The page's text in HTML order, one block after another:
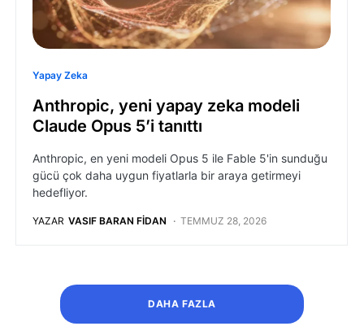
Yapay Zeka
Anthropic, yeni yapay zeka modeli
Claude Opus 5’i tanıttı
Anthropic, en yeni modeli Opus 5 ile Fable 5'in sunduğu
gücü çok daha uygun fiyatlarla bir araya getirmeyi
hedefliyor.
YAZAR VASIF BARAN FIDAN TEMMUZ 28, 2026
DAHA FAZLA